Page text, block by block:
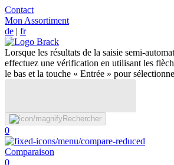
Contact
Mon Assortiment
de | fr
Lorsque les résultats de la saisie semi-
effectuez une vérification en utilisant les
le bas et la touche « Entrée » pour
Rechercher
0
Comparaison
0